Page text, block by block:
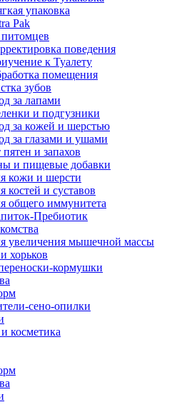
упаковка
Pak
поведения
к Туалету
помещения
зубов
за лапами
и подгузники
за кожей и шерстью
за глазами и ушами
и запахов
и пищевые добавки
кожи и шерсти
костей и суставов
общего иммунитета
Пребиотик
увеличения мышечной массы
хорьков
кормушки
сено-опилки
косметика